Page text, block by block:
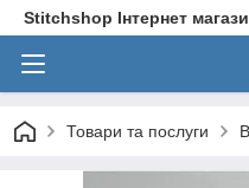
Stitchshop Інтернет
Товари та послуги